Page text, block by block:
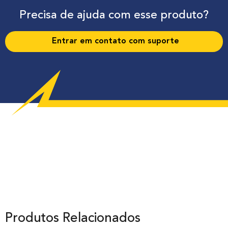
Precisa de ajuda com esse produto?
Entrar em contato com suporte
Produtos Relacionados